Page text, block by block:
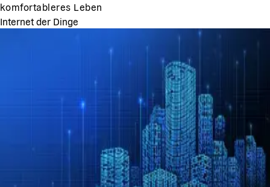
komfortableres Leben
Internet der Dinge